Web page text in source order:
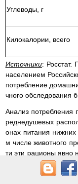
Углеводы, г
Килокалории, всего
Источники: Росстат.
населением
потребление
чного обследования
Анализ потребления
реднедушевых
онах питания нижних
м числе животного
ти эти рационы явно
печения. По нормам
о рациона, ниже